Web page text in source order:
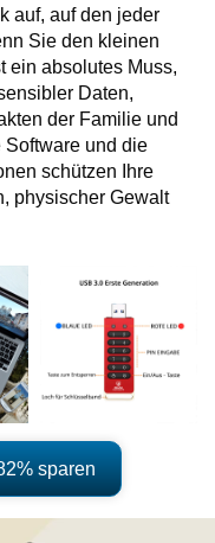
auf, auf den jeder
Sie den kleinen
ein absolutes Muss,
Daten,
der Familie und
und die
schützen Ihre
physischer Gewalt
sparen